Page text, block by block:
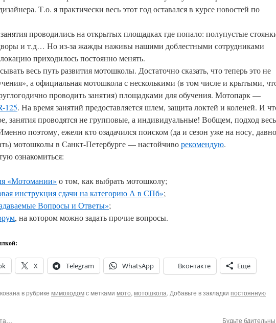
Т.о. я практически весь этот год оставался в курсе новостей по
проводились на открытых площадках где попало: полупустые
и т.д… Но из-за жажды наживы нашими доблестными сотрудниками
приходилось постоянно менять.
весь путь развития мотошколы. Достаточно сказать, что теперь это не
а официальная мотошкола с несколькими (в том числе и крытыми,
проводить занятия) площадками для обучения. Мотопарк —
125. На время занятий предоставляется шлем, защита локтей и коленей. И
занятия проводятся не групповые, а индивидуальные! Вобщем, подход
поэтому, ежели кто озадачился поиском (да и сезон уже на носу, давно
мотошколы в Санкт-Петербурге — настойчиворекомендую.
ознакомиться:
«Мотомании» о том, как выбрать мотошколу;
инструкция сдачи на категорию А в СПб»;
Вопросы и Ответы»;
, на котором можно задать прочие вопросы.
X Telegram WhatsApp Вконтакте Ещё
в рубрике мимоходомс метками мото, мотошкола. Добавьте в закладки постоянную
Будьте бдительны!